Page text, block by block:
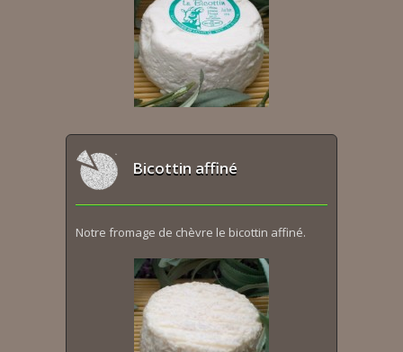
Bicottin affiné
Notre fromage de chèvre le bicottin affiné.